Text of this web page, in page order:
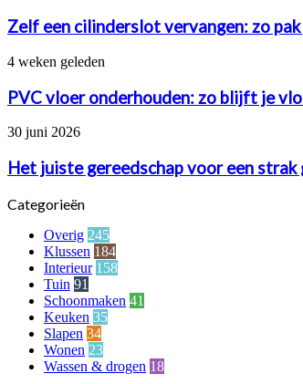
de
specialisten
betonstorten.nl
cilinderslot
vervangen:
zo
pak
je
het
Zelf een cilinderslot vervangen: zo
PVC
onderhouden:
zo
blijft
vloer
jarenlang
4 weken geleden
PVC vloer onderhouden: zo blijft je
Het
gereedschap
voor
een
strak
30 juni 2026
Het juiste gereedschap voor een strak
Categorieën
Overig 245
Klussen 184
Interieur 158
Tuin 91
Schoonmaken 41
Keuken 35
Slapen 34
Wonen 23
Wassen & drogen 18